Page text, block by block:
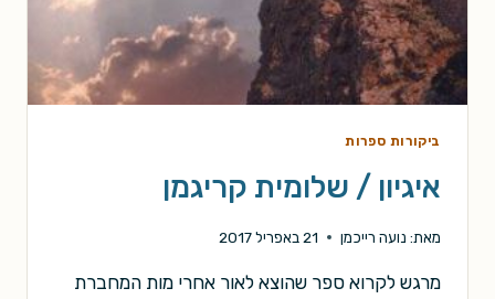
ביקורות ספרות
איגיון / שלומית קריגמן
מאת: נועה רייכמן 21 באפריל 2017
מרגש לקרוא ספר שהוצא לאור אחרי מות המחברת